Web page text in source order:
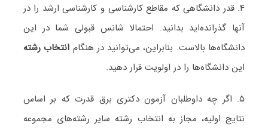
۴. قدر دانشگاهی که مقاطع کارشناسی و کارشناسی ارشد را در
آنها گذرانده‌اید بدانید. احتمالا شانس قبولی شما در این
دانشگاه‌ها بالاست. بنابراین، می‌توانید در هنگام انتخاب رشته
این دانشگاه‌ها را در اولویت قرار دهید.
۵. اگر چه داوطلبان آزمون دکتری برق قدرت که بر اساس
نتایج اولیه، مجاز به انتخاب رشته سایر رشته‌های مجموعه